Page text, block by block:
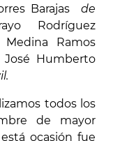
Barajas de
Rodríguez
Medina Ramos
José Humberto
todos los
de mayor
ocasión fue